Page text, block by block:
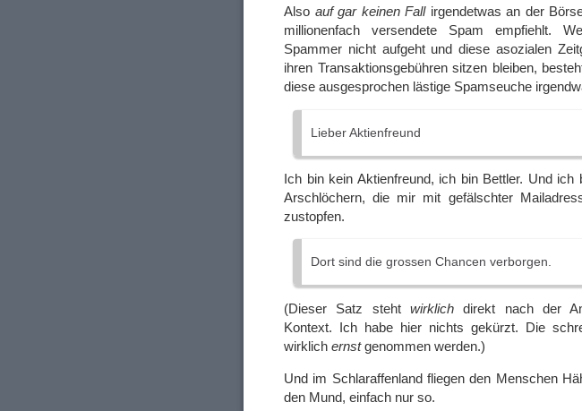
Also auf gar keinen Fallirgendetwas an der
millionenfach versendete Spam empfiehlt.
Spammer nicht aufgeht und diese asozialen
ihren Transaktionsgebühren sitzen bleiben,
diese ausgesprochen lästige Spamseuche
Lieber Aktienfreund
Ich bin kein Aktienfreund, ich bin Bettler. Und ich
Arschlöchern, die mir mit gefälschter
zustopfen.
Dort sind die grossen Chancen verborgen.
(Dieser Satz steht wirklich direkt nach der
Kontext. Ich habe hier nichts gekürzt. Die
wirklich ernstgenommen werden.)
Und im Schlaraffenland fliegen den Menschen
den Mund, einfach nur so.